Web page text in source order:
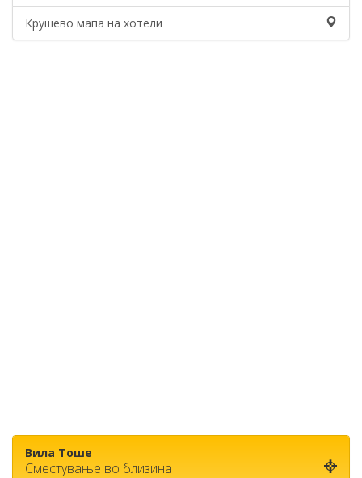
Крушево мапа на хотели
Вила Тоше
Сместување во близина